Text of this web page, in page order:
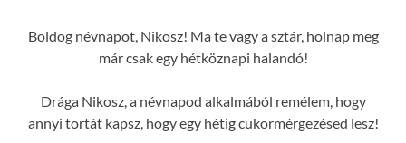
Boldog névnapot, Nikosz! Ma te vagy a sztár, holnap meg
már csak egy hétköznapi halandó!
Drága Nikosz, a névnapod alkalmából remélem, hogy
annyi tortát kapsz, hogy egy hétig cukormérgezésed lesz!